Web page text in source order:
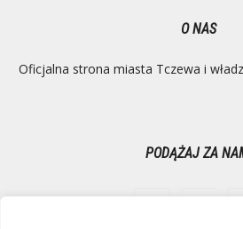
O NAS
Oficjalna strona miasta Tczewa i
PODĄŻAJ ZA